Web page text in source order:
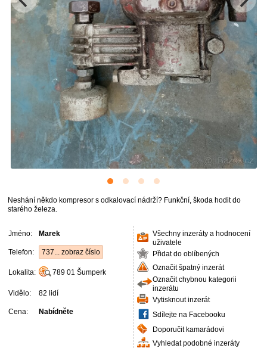
Neshání někdo kompresor s odkalovací nádrží? Funkční, škoda hodit do
starého železa.
Jméno: Marek
Telefon: 737... zobraz číslo
Lokalita: 789 01 Šumperk
Vidělo: 82 lidí
Cena: Nabídněte
Všechny inzeráty a hodnocení
uživatele
Přidat do oblíbených
Označit špatný inzerát
Označit chybnou kategorii
inzerátu
Vytisknout inzerát
Sdílejte na Facebooku
Doporučit kamarádovi
Vyhledat podobné inzeráty